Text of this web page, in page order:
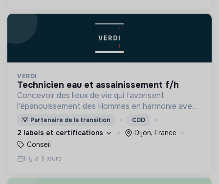
VERDI
technicien eau et assainissement f/h
Concevoir des lieux de vie qui favorisent
l'épanouissement des Hommes en harmonie avec
leur environnement.
💡 Partenaire de la transition CDD
2 labels et certifications
Dijon, France
Conseil
Il y a 3 jours